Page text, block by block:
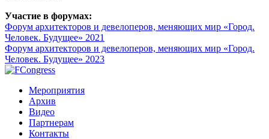
Участие в форумах:
Форум архитекторов и девелоперов, меняющих мир «Город.
Человек. Будущее» 2021
Форум архитекторов и девелоперов, меняющих мир «Город.
Человек. Будущее» 2023
Мероприятия
Архив
Видео
Партнерам
Контакты